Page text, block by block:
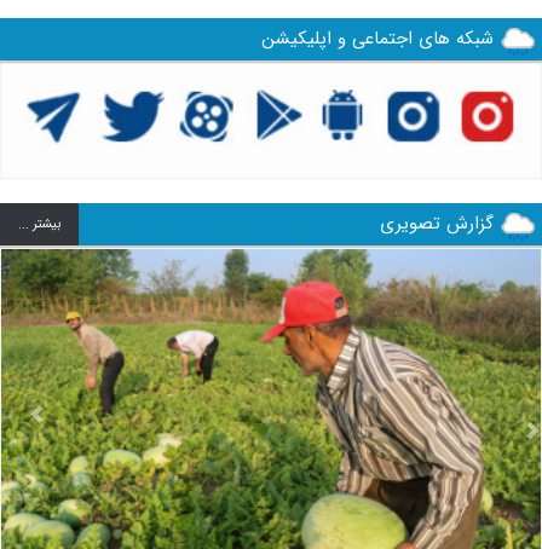
شبکه های اجتماعی و اپلیکیشن
گزارش تصویری بيشتر ...
Next